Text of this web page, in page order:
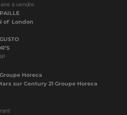
à vendre
of London
Horeca
sur Century 21 Groupe Horeca